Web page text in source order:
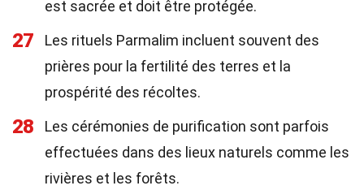
est sacrée et doit être protégée.
27
Les rituels Parmalim incluent souvent des
prières pour la fertilité des terres et la
prospérité des récoltes.
28
Les cérémonies de purification sont parfois
effectuées dans des lieux naturels comme les
rivières et les forêts.